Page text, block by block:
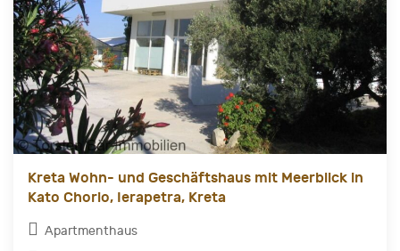
Kreta Wohn- und Geschäftshaus mit Meerblick in
Kato Chorio, Ierapetra, Kreta
Apartmenthaus